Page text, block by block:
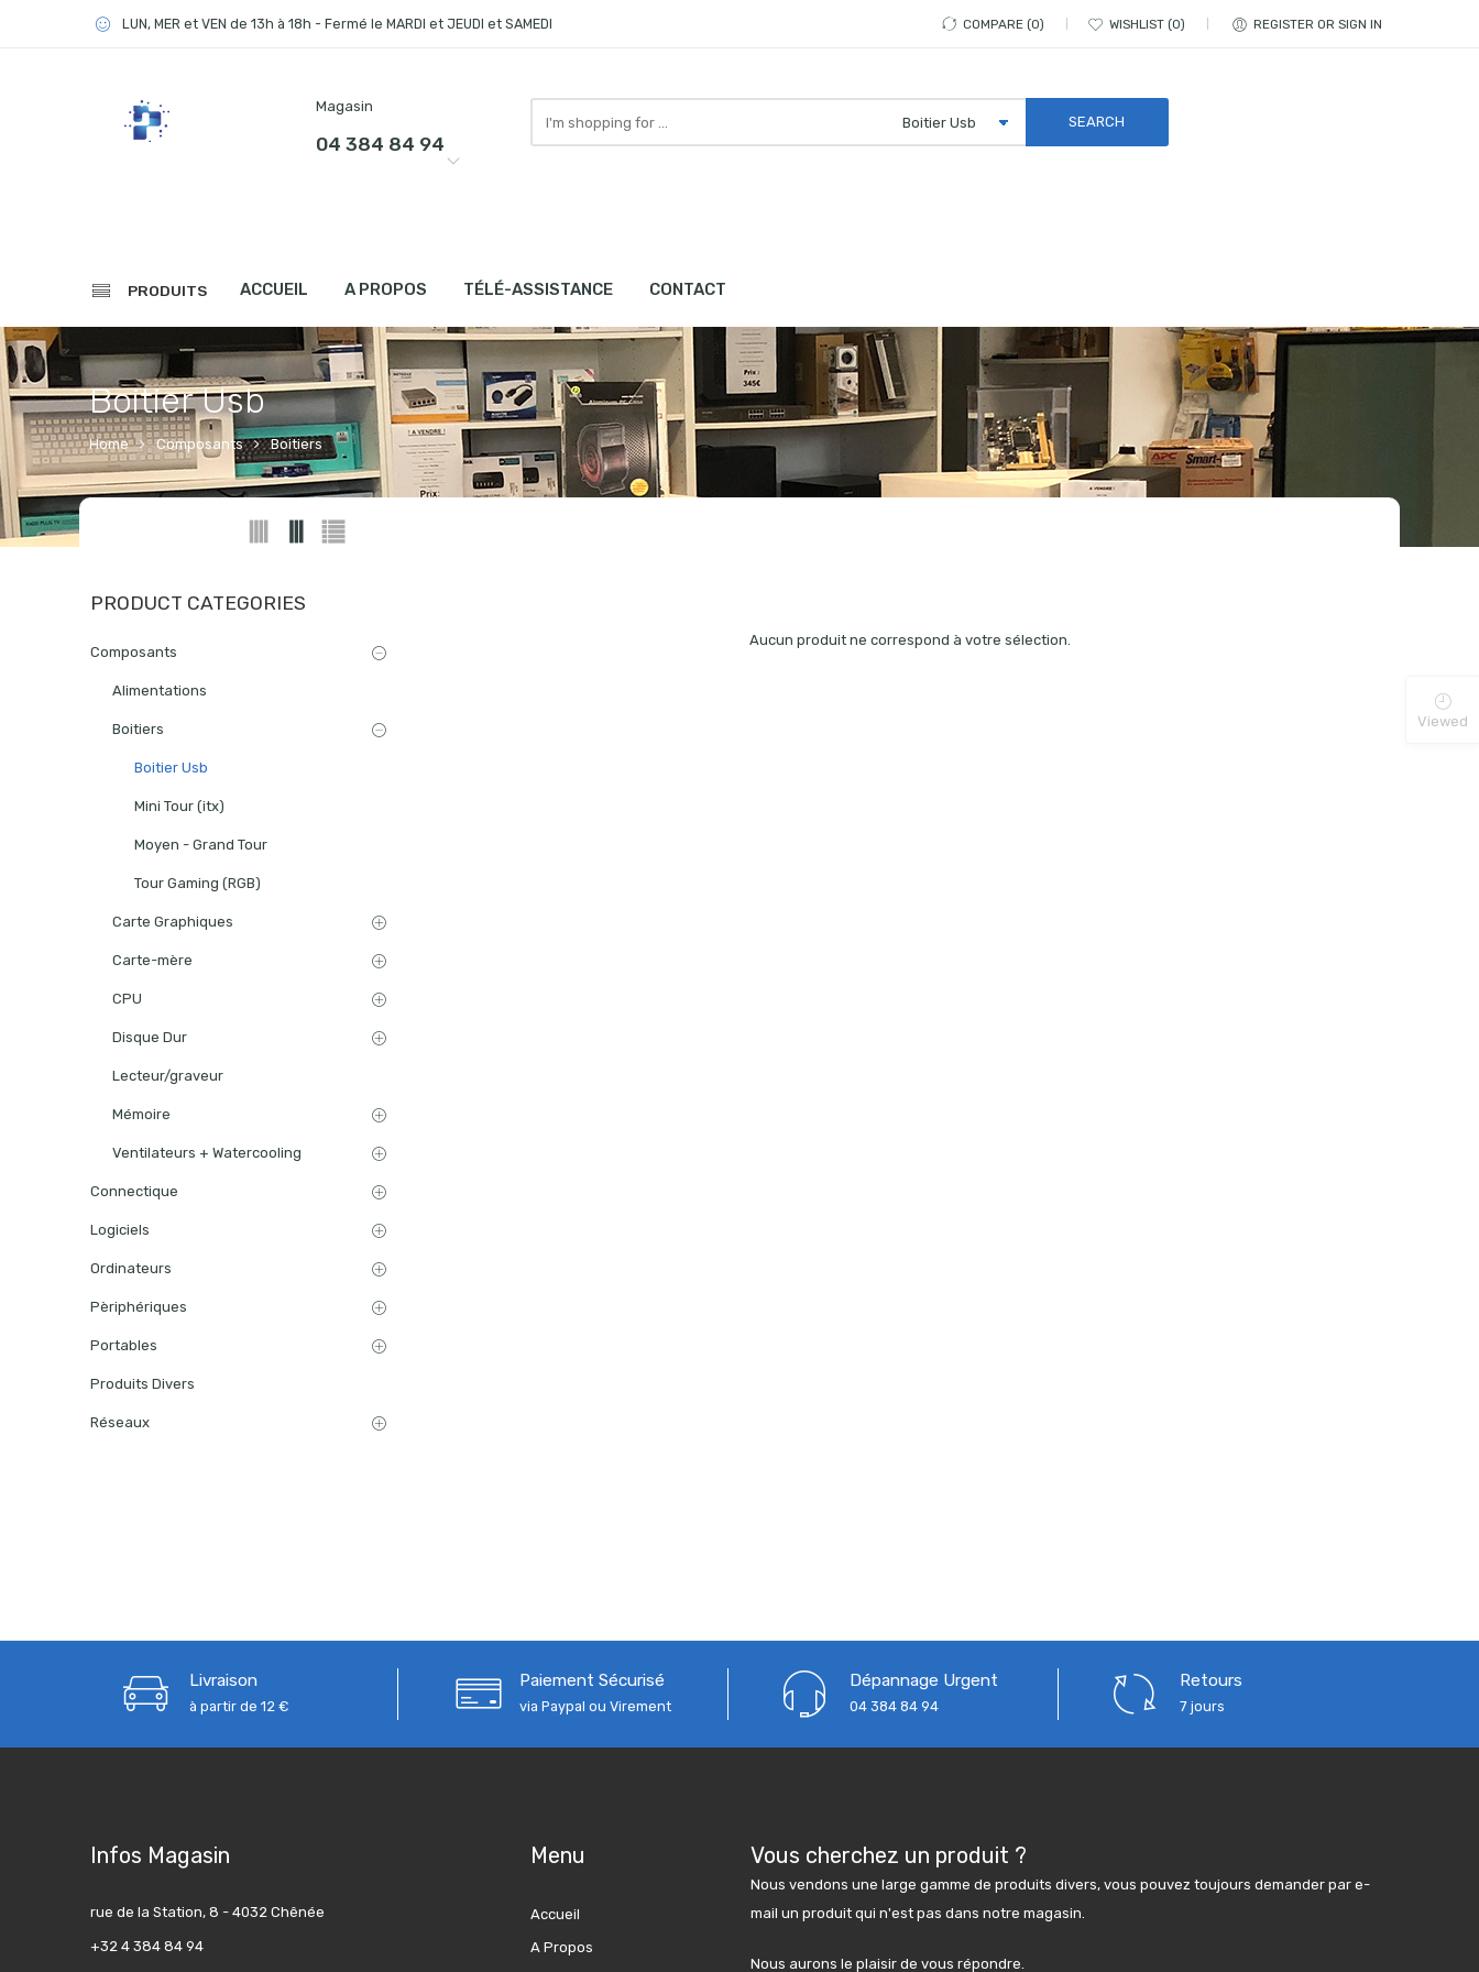
LUN, MER et VEN de 13h à 18h - Fermé le MARDI et JEUDI et SAMEDI COMPARE 0 WISHLIST 0 REGISTER OR SIGN IN
Magasin
04 384 84 94
here
PRODUITS ACCUEIL A PROPOS TÉLÉ-ASSISTANCE CONTACT
Boitier Usb
Home Composants Boitiers
Aucun produit ne correspond à votre sélection.
PRODUCT CATEGORIES
Composants
Alimentations
Boitiers
Boitier Usb
Mini Tour (itx)
Moyen - Grand Tour
Tour Gaming (RGB)
Carte Graphiques
Carte-mère
CPU
Disque Dur
Lecteur/graveur
Mémoire
Ventilateurs + Watercooling
Connectique
Logiciels
Ordinateurs
Pèriphériques
Portables
Produits Divers
Réseaux
Livraison
à partir de 12 €
Paiement Sécurisé
via Paypal ou Virement
Dépannage Urgent
04 384 84 94
Retours
7 jours
Infos Magasin
rue de la Station, 8 - 4032 Chênée
+32 4 384 84 94
Menu
Accueil
A Propos
Vous cherchez un produit ?
Nous vendons une large gamme de produits divers, vous pouvez toujours demander par e-
mail un produit qui n'est pas dans notre magasin.
Nous aurons le plaisir de vous répondre.
Viewed